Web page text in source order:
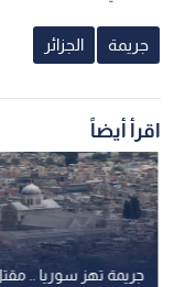
جريمة الجزائر
اقرأ أيضاً
جريمة تهز سوريا ..